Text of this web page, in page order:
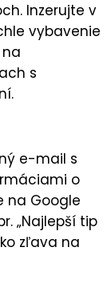
Inzerujte v
vybavenie
s
e-mail s
o
na Google
„Najlepší tip
zľava na